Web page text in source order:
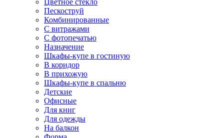
Цветное стекло
Пескоструй
Комбинированные
С витражами
С фотопечатью
Назначение
Шкафы-купе в гостиную
В коридор
В прихожую
Шкафы-купе в спальню
Детские
Офисные
Для книг
Для одежды
На балкон